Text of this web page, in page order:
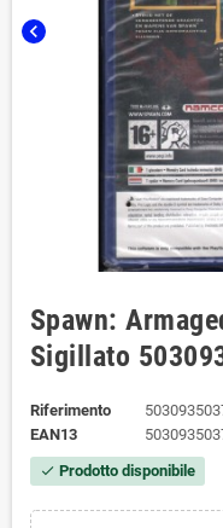
chevron_left
Spawn:
Sigillato
Riferimento
EAN13
check Prodotto disponibile